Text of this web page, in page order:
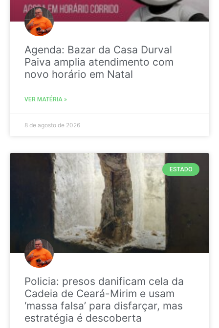
Agenda: Bazar da Casa Durval
Paiva amplia atendimento com
novo horário em Natal
VER MATÉRIA »
8 de agosto de 2026
ESTADO
Policia: presos danificam cela da
Cadeia de Ceará-Mirim e usam
‘massa falsa’ para disfarçar, mas
estratégia é descoberta